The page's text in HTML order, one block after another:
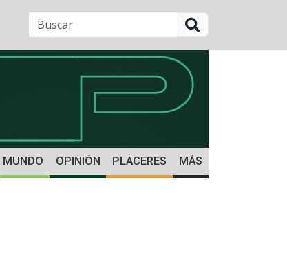
MUNDO OPINIÓN PLACERES MÁS